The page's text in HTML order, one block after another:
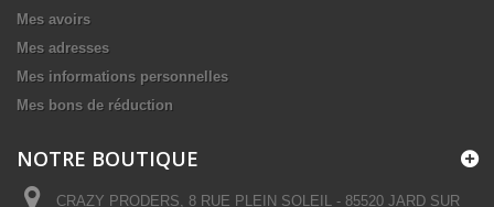
Mes avoirs
Mes adresses
Mes informations personnelles
Mes bons de réduction
NOTRE BOUTIQUE
CRAZY PRODERS, 8 RUE PLEIN SOLEIL - 85520 JARD SUR